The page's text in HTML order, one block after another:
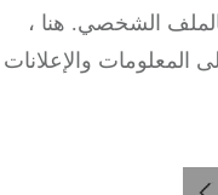
الشخصي.هنا ،
والإعلانات